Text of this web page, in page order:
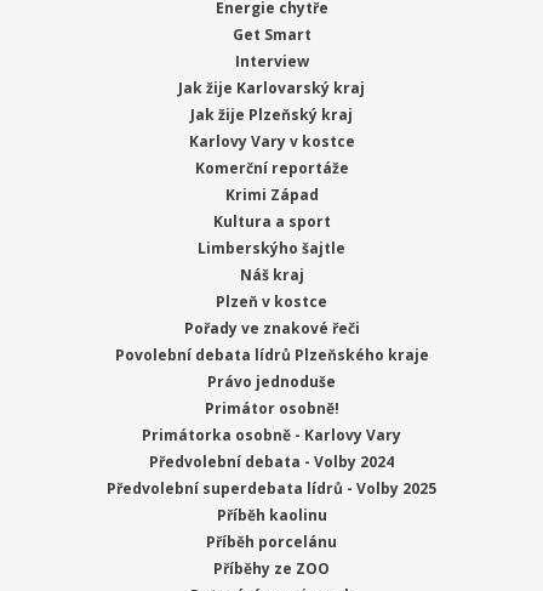
Energie chytře
Get Smart
Interview
Jak žije Karlovarský kraj
Jak žije Plzeňský kraj
Karlovy Vary v kostce
Komerční reportáže
Krimi Západ
Kultura a sport
Limberskýho šajtle
Náš kraj
Plzeň v kostce
Pořady ve znakové řeči
Povolební debata lídrů Plzeňského kraje
Právo jednoduše
Primátor osobně!
Primátorka osobně - Karlovy Vary
Předvolební debata - Volby 2024
Předvolební superdebata lídrů - Volby 2025
Příběh kaolinu
Příběh porcelánu
Příběhy ze ZOO